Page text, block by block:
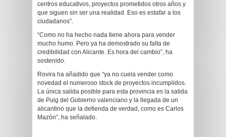
centros educativos, proyectos prometidos otros años y
que siguen sin ser una realidad. Eso es estafar a los
ciudadanos”.
“Como no ha hecho nada tiene ahora para vender
mucho humo. Pero ya ha demostrado su falta de
credibilidad con Alicante. Es hora del cambio”, ha
sostenido.
Rovira ha añadido que “ya no cuela vender como
novedad el numeroso stock de proyectos incumplidos.
La única salida posible para esta provincia es la salida
de Puig del Gobierno valenciano y la llegada de un
alicantino que la defienda de verdad, como es Carlos
Mazón”, ha señalado.